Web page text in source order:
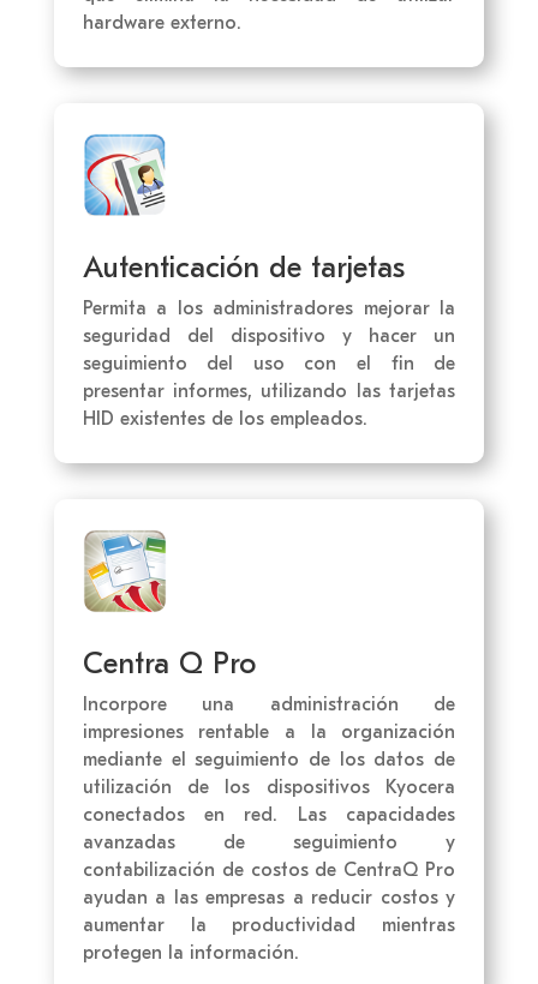
hardware externo.
Autenticación de tarjetas
Permita a los administradores mejorar la
seguridad del dispositivo y hacer un
seguimiento del uso con el fin de
presentar informes, utilizando las tarjetas
HID existentes de los empleados.
Centra Q Pro
Incorpore una administración de
impresiones rentable a la organización
mediante el seguimiento de los datos de
utilización de los dispositivos Kyocera
conectados en red. Las capacidades
avanzadas de seguimiento y
contabilización de costos de CentraQ Pro
ayudan a las empresas a reducir costos y
aumentar la productividad mientras
protegen la información.